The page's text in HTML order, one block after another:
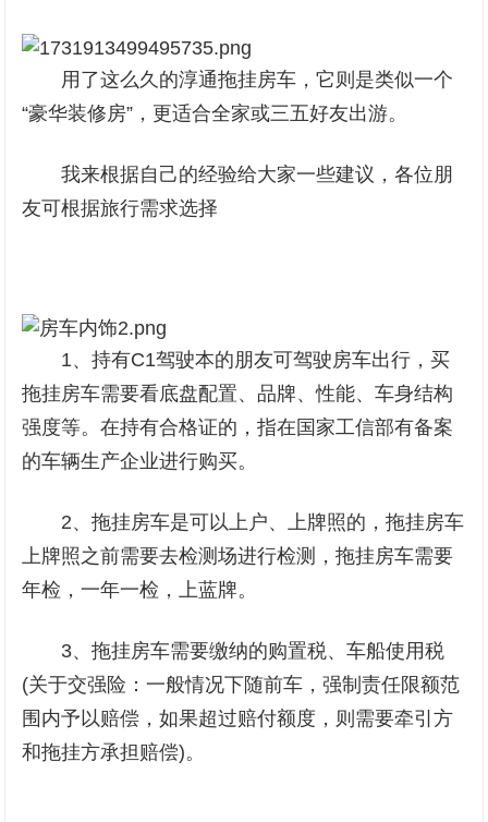
用了这么久的淳通拖挂房车，它则是类似一个
“豪华装修房”，更适合全家或三五好友出游。
我来根据自己的经验给大家一些建议，各位朋
友可根据旅行需求选择
1、持有C1驾驶本的朋友可驾驶房车出行，买
拖挂房车需要看底盘配置、品牌、性能、车身结构
强度等。在持有合格证的，指在国家工信部有备案
的车辆生产企业进行购买。
2、拖挂房车是可以上户、上牌照的，拖挂房车
上牌照之前需要去检测场进行检测，拖挂房车需要
年检，一年一检，上蓝牌。
3、拖挂房车需要缴纳的购置税、车船使用税
(关于交强险：一般情况下随前车，强制责任限额范
围内予以赔偿，如果超过赔付额度，则需要牵引方
和拖挂方承担赔偿)。